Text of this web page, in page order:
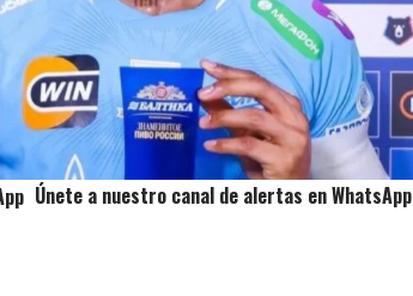
Únete a nuestro canal de alertas en WhatsApp